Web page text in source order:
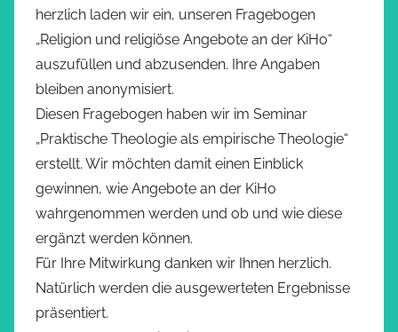
herzlich laden wir ein, unseren Fragebogen
„Religion und religiöse Angebote an der KiHo“
auszufüllen und abzusenden. Ihre Angaben
bleiben anonymisiert.
Diesen Fragebogen haben wir im Seminar
„Praktische Theologie als empirische Theologie“
erstellt. Wir möchten damit einen Einblick
gewinnen, wie Angebote an der KiHo
wahrgenommen werden und ob und wie diese
ergänzt werden können.
Für Ihre Mitwirkung danken wir Ihnen herzlich.
Natürlich werden die ausgewerteten Ergebnisse
präsentiert.